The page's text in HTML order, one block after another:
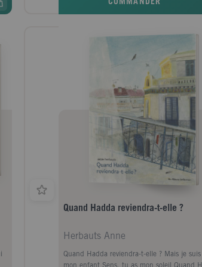
COMMANDER
Quand Hadda reviendra-t-elle ?
Herbauts Anne
Quand Hadda reviendra-t-elle ? Mais je suis